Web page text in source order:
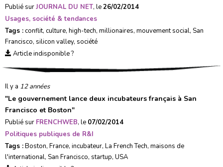
Publié surJOURNAL DU NET, le26/02/2014
Usages, société & tendances
Tags :conflit, culture, high-tech, millionaires, mouvement social, San
Francisco, silicon valley, société
Article indisponible ?
Il y a 12 années
"Le gouvernement lance deux incubateurs français à San
Francisco et Boston"
Publié sur FRENCHWEB, le 07/02/2014
Politiques publiques de R&I
Tags :Boston, France, incubateur, La French Tech, maisons de
l'international, San Francisco, startup, USA